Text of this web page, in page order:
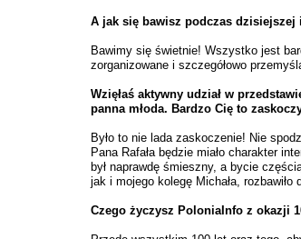
A jak się bawisz podczas dzisiejszej
Bawimy się świetnie! Wszystko jest
zorganizowane i szczegółowo
Wzięłaś aktywny udział w
panna młoda. Bardzo Cię to
Było to nie lada zaskoczenie! Nie
Pana Rafała będzie miało charakter
był naprawdę śmieszny, a bycie
jak i mojego kolegę Michała, rozbawiło
Czego życzysz PoloniaInfo z okazji